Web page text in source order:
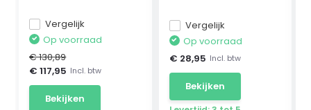
Vergelijk
Op voorraad
€ 130,89
€ 117,95 Incl. btw
Bekijken
Vergelijk
Op voorraad
€ 28,95 Incl. btw
Bekijken